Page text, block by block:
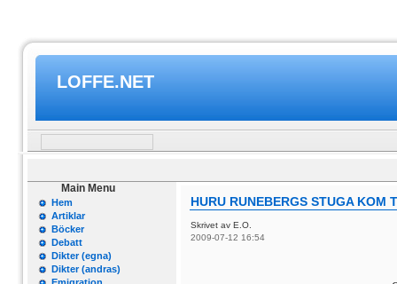
LOFFE.NET
Main Menu
Hem
Artiklar
Böcker
Debatt
Dikter (egna)
Dikter (andras)
HURU RUNEBERGS STUGA KOM
Skrivet av E.O.
2009-07-12 16:54